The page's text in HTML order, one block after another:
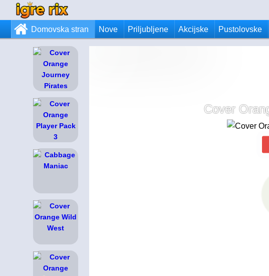
Domovska stran Nove Priljubljene Akcijske Pustolovske
Cover